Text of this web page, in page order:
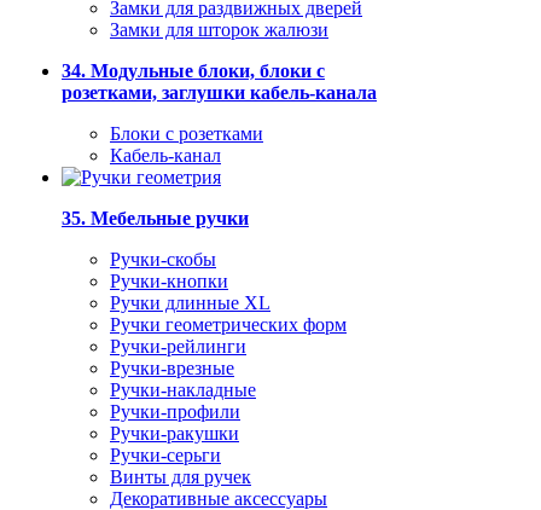
Замки для раздвижных дверей
Замки для шторок жалюзи
34. Модульные блоки, блоки с
розетками, заглушки кабель-канала
Блоки с розетками
Кабель-канал
35. Мебельные ручки
Ручки-скобы
Ручки-кнопки
Ручки длинные XL
Ручки геометрических форм
Ручки-рейлинги
Ручки-врезные
Ручки-накладные
Ручки-профили
Ручки-ракушки
Ручки-серьги
Винты для ручек
Декоративные аксессуары